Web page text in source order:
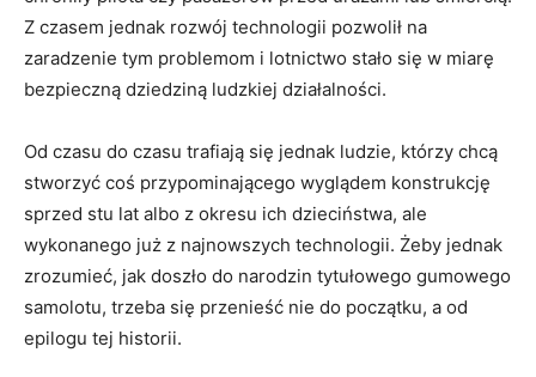
Z czasem jednak rozwój technologii pozwolił na
zaradzenie tym problemom i lotnictwo stało się w miarę
bezpieczną dziedziną ludzkiej działalności.
Od czasu do czasu trafiają się jednak ludzie, którzy chcą
stworzyć coś przypominającego wyglądem konstrukcję
sprzed stu lat albo z okresu ich dzieciństwa, ale
wykonanego już z najnowszych technologii. Żeby jednak
zrozumieć, jak doszło do narodzin tytułowego gumowego
samolotu, trzeba się przenieść nie do początku, a od
epilogu tej historii.